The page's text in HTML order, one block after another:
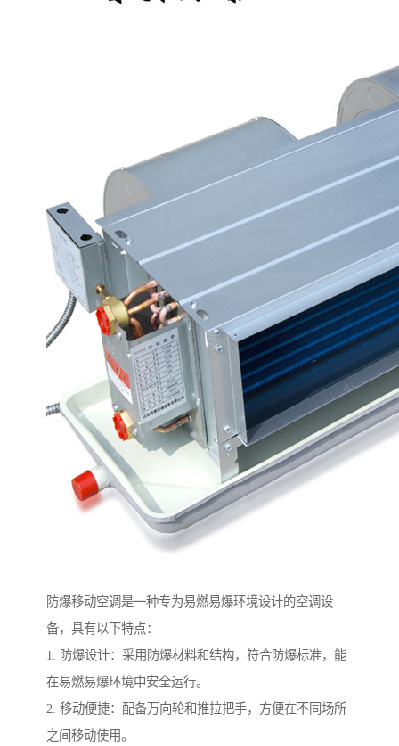
防爆移动空调是一种专为易燃易爆环境设计的空调设
备，具有以下特点：
1. 防爆设计：采用防爆材料和结构，符合防爆标准，能
在易燃易爆环境中安全运行。
2. 移动便捷：配备万向轮和推拉把手，方便在不同场所
之间移动使用。